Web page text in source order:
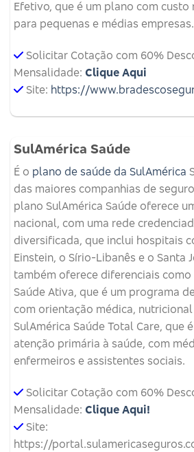
Efetivo, que é um plano com
para pequenas e médias empresas.
Solicitar Cotação com 60%
Mensalidade: Clique Aqui
Site: https://
SulAmérica Saúde
É o plano de saúde da SulAmérica
das maiores companhias de
plano SulAmérica Saúde oferece
nacional, com uma rede
diversificada, que inclui hospitais
Einstein, o Sírio-Libanês e o Santa
também oferece diferenciais como
Saúde Ativa, que é um programa
com orientação médica,
SulAmérica Saúde Total Care, que
atenção primária à saúde, com
enfermeiros e assistentes sociais.
Solicitar Cotação com 60%
Mensalidade: Clique Aqui!
Site:
https://